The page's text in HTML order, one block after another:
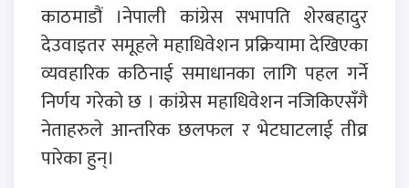
काठमाडौं ।नेपाली कांग्रेस सभापति शेरबहादुर
देउवाइतर समूहले महाधिवेशन प्रक्रियामा देखिएका
व्यवहारिक कठिनाई समाधानका लागि पहल गर्ने
निर्णय गरेको छ । कांग्रेस महाधिवेशन नजिकिएसँगै
नेताहरुले आन्तरिक छलफल र भेटघाटलाई तीव्र
पारेका हुन्।